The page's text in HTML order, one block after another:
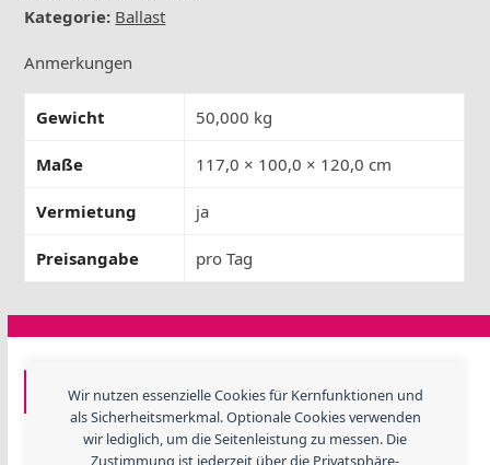
Wir nutzen essenzielle Cookies für Kernfunktionen und
als Sicherheitsmerkmal. Optionale Cookies verwenden
wir lediglich, um die Seitenleistung zu messen. Die
Zustimmung ist jederzeit über die Privatsphäre-
Menge
Kategorie: Ballast
Anmerkungen
Gewicht 50,000 kg
Maße 117,0 × 100,0 × 120,0 cm
Vermietung ja
Preisangabe pro Tag
GF EVENTTECHNIK
Lerchenweide 3, 67480 Edenkoben
Telefon+ 49 (06323) 984 330